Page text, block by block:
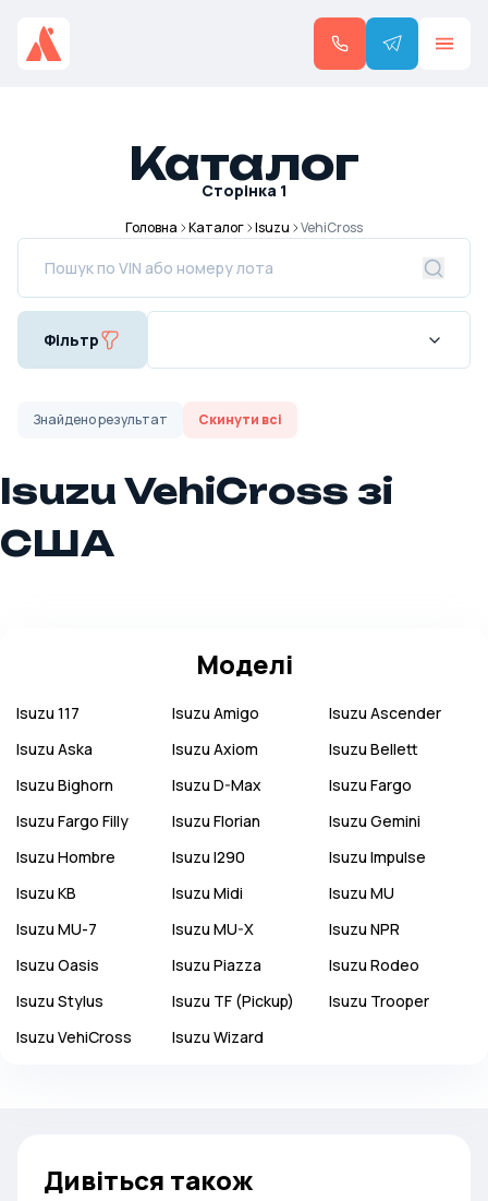
Каталог
Сторінка 1
Головна Каталог Isuzu VehiCross
Фільтр
Знайденорезультат Скинути всі
Isuzu VehiCross зі
США
Моделі
Isuzu 117 Isuzu Amigo Isuzu Ascender
Isuzu Aska Isuzu Axiom Isuzu Bellett
Isuzu Bighorn Isuzu D-Max Isuzu Fargo
Isuzu Fargo Filly Isuzu Florian Isuzu Gemini
Isuzu Hombre Isuzu I290 Isuzu Impulse
Isuzu KB Isuzu Midi Isuzu MU
Isuzu MU-7 Isuzu MU-X Isuzu NPR
Isuzu Oasis Isuzu Piazza Isuzu Rodeo
Isuzu Stylus Isuzu TF (Pickup) Isuzu Trooper
Isuzu VehiCross Isuzu Wizard
Дивіться також